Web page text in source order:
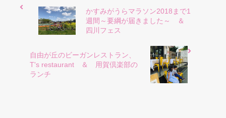
かすみがうらマラソン2018まで1
週間～要綱が届きました～ ＆
四川フェス
自由が丘のビーガンレストラン、
T's restaurant ＆ 用賀倶楽部の
ランチ